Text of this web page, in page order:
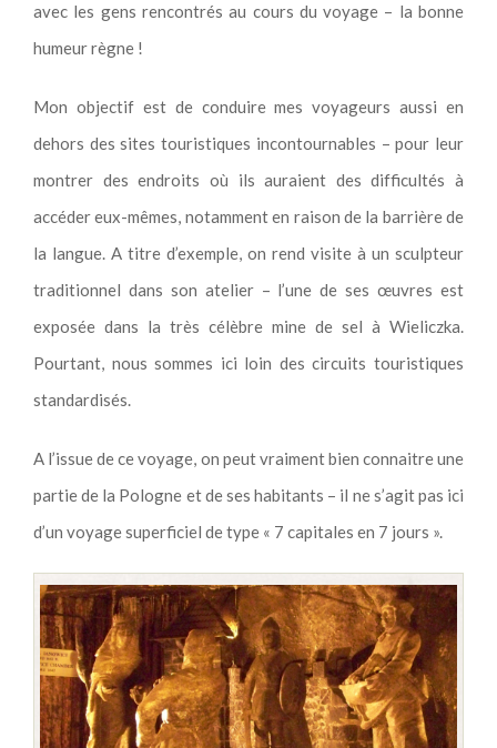
avec les gens rencontrés au cours du voyage – la bonne
humeur règne !
Mon objectif est de conduire mes voyageurs aussi en
dehors des sites touristiques incontournables – pour leur
montrer des endroits où ils auraient des difficultés à
accéder eux-mêmes, notamment en raison de la barrière de
la langue. A titre d’exemple, on rend visite à un sculpteur
traditionnel dans son atelier – l’une de ses œuvres est
exposée dans la très célèbre mine de sel à Wieliczka.
Pourtant, nous sommes ici loin des circuits touristiques
standardisés.
A l’issue de ce voyage, on peut vraiment bien connaitre une
partie de la Pologne et de ses habitants – il ne s’agit pas ici
d’un voyage superficiel de type « 7 capitales en 7 jours ».